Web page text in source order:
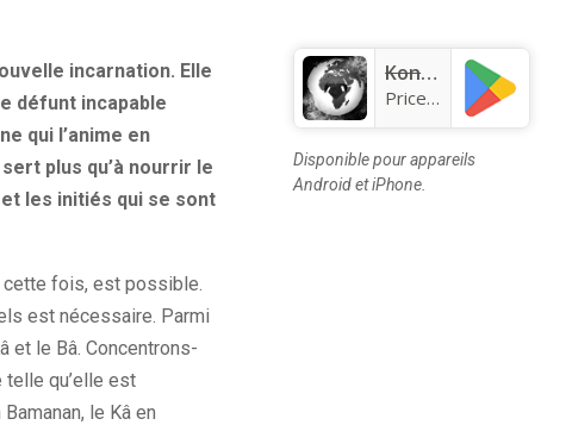
incarnation. Elle
défunt incapable
qui l’anime en
plus qu’à nourrir le
les initiés qui se sont
cette fois, est possible.
est nécessaire. Parmi
et le Bâ. Concentrons-
qu’elle est
le Kâ en
KongoLisolo
Price:Free
Disponible pour appareils
Android et iPhone.